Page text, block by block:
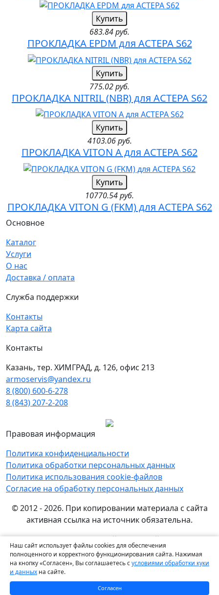
Купить
683.84 руб.
ПРОКЛАДКА EPDM для АСТЕРА S62
Купить
775.02 руб.
ПРОКЛАДКА NITRIL (NBR) для АСТЕРА S62
Купить
4103.06 руб.
ПРОКЛАДКА VITON A для АСТЕРА S62
Купить
10770.54 руб.
ПРОКЛАДКА VITON G (FKM) для АСТЕРА S62
Наш сайт использует файлы cookies для обеспечения
полноценного и корректного функционирования сайта. Нажимая
на кнопку «Согласен», Вы соглашаетесь сусловиями обработки куки
и данных на сайте.
Согласен
Основное
Каталог
Услуги
О нас
Доставка / оплата
Служба поддержки
Контакты
Карта сайта
Контакты
Казань, тер. ХИМГРАД, д. 126, офис 213
armoservis@yandex.ru
8 (800) 600-6-278
8 (843) 207-2-208
Правовая информация
Политика конфиденциальности
Политика обработки персональных данных
Политика использования cookie-файлов
Согласие на обработку персональных данных
© 2012 - 2026. При копировании материала с сайта
активная ссылка на источник обязательна.
Названия производителей, компаний и товарные
знаки используются на сайте исключительно в
информационных (справочных) целях. Все товарные
знаки и фирменные наименования являются
собственностью их правообладателей.